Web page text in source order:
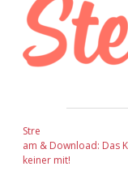
Stre
am & Download: Das
keiner mit!